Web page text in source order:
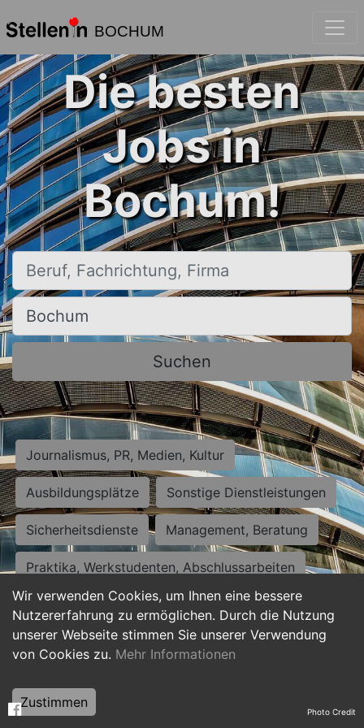
BOCHUM
Wir verwenden Cookies, um Ihnen eine bessere
Nutzererfahrung zu ermöglichen. Durch die Nutzung
unserer Webseite stimmen Sie unserer Verwendung
von Cookies zu. Mehr Informationen
Zustimmen
Die besten
Jobs in
Bochum!
Beruf, Fachrichtung, Firma
Ort, Stadt
Suchen
Journalismus, PR, Medien, Kultur
Ausbildungsplätze Sonstige Dienstleistungen
Sicherheitsdienste Management, Beratung
Praktika, Werkstudenten, Abschlussarbeiten
Personalwesen Assistenz, Sekretariat
Hilfskräfte, Aushilfs- und Nebenjobs
Weiterbildung, Studium, duale Ausbildung Photo Credit